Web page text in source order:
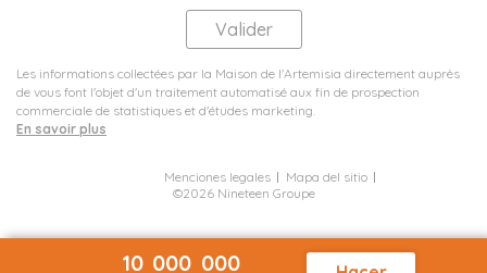
Les informations collectées par la Maison de l'Artemisia directement auprès
de vous font l'objet d'un traitement automatisé aux fin de prospection
commerciale de statistiques et d'études marketing.
En savoir plus
Menciones legales
Mapa del sitio
©2026 Nineteen Groupe
10 000 000